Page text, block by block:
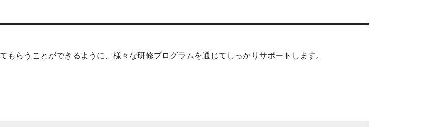
らうことができるように、様々な研修プログラムを通じてしっかりサポートします。